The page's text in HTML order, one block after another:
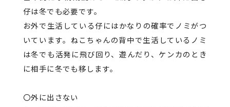
仔は冬でも必要です。
お外で生活している仔にはかなりの確率でノミがつ
いています。ねこちゃんの背中で生活しているノミ
は冬でも活発に飛び回り、遊んだり、ケンカのとき
に相手に冬でも移します。
〇外に出さない